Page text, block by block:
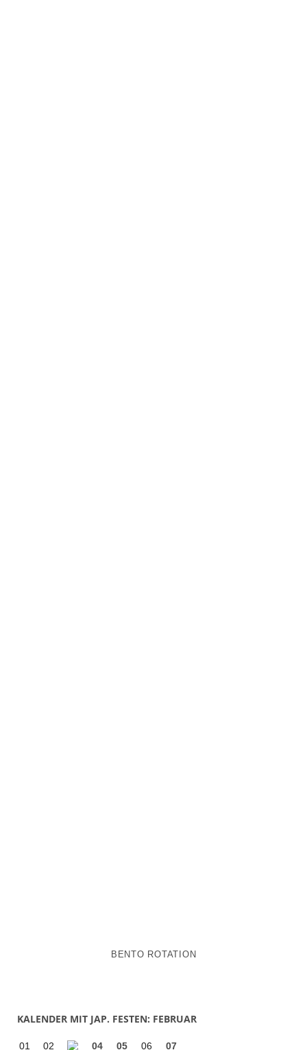
BENTO ROTATION
KALENDER MIT JAP. FESTEN: FEBRUAR
01 02 04 05 06 07